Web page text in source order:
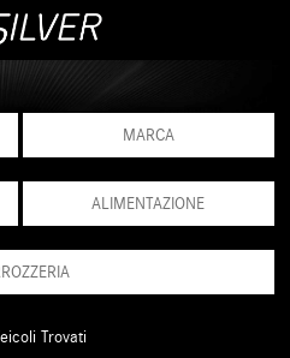
MARCA
ALIMENTAZIONE
Trovati